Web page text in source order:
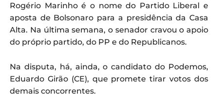
Rogério Marinho é o nome do Partido Liberal e
aposta de Bolsonaro para a presidência da Casa
Alta. Na última semana, o senador cravou o apoio
do próprio partido, do PP e do Republicanos.
Na disputa, há, ainda, o candidato do Podemos,
Eduardo Girão (CE), que promete tirar votos dos
demais concorrentes.